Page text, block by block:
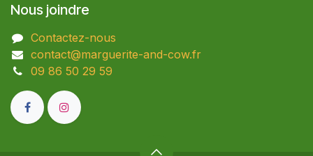
Nous joindre
Contactez-nous
contact@marguerite-and-cow.fr
09 86 50 29 59​